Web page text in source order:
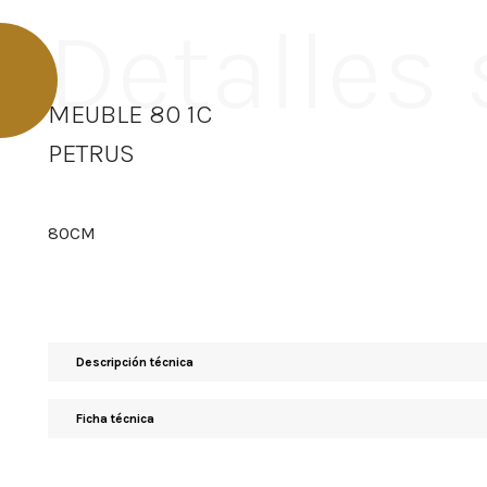
Detalles
MEUBLE 80 1C
PETRUS
80CM
Descripción técnica
Ficha técnica